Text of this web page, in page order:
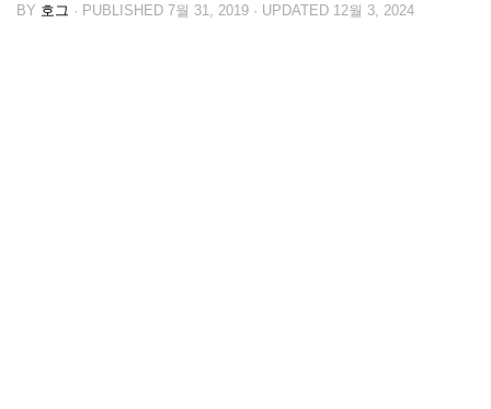
BY 호그 · PUBLISHED 7월 31, 2019 · UPDATED 12월 3, 2024